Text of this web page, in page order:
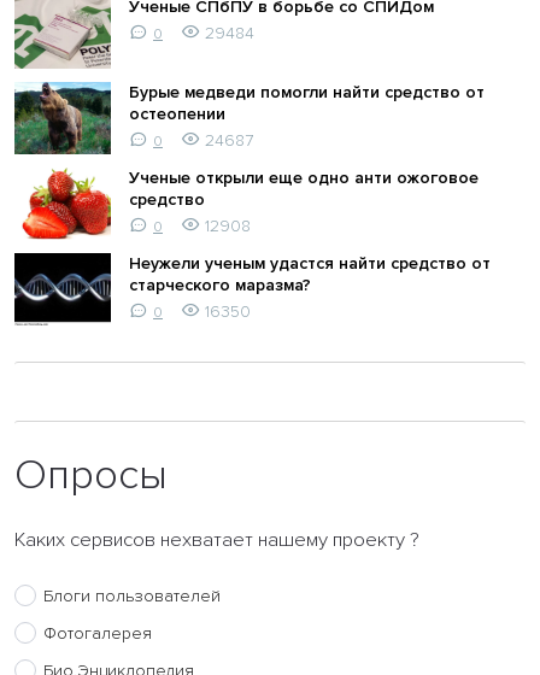
Ученые СПбПУ в борьбе со СПИДом
0 29484
Бурые медведи помогли найти средство от
остеопении
0
24687
Ученые открыли еще одно анти ожоговое
средство
0
12908
Неужели ученым удастся найти средство от
старческого маразма?
0 16350
Опросы
Каких сервисов нехватает нашему проекту ?
Блоги пользователей
Фотогалерея
Био.Энциклопедия